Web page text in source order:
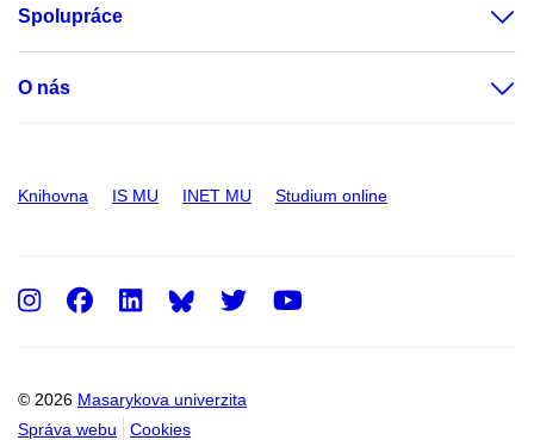
Spolupráce
O nás
Knihovna IS MU INET MU Studium online
© 2026 Masarykova univerzita
Správa webu
Cookies
Instagram
Facebook
LinkedInTwitter